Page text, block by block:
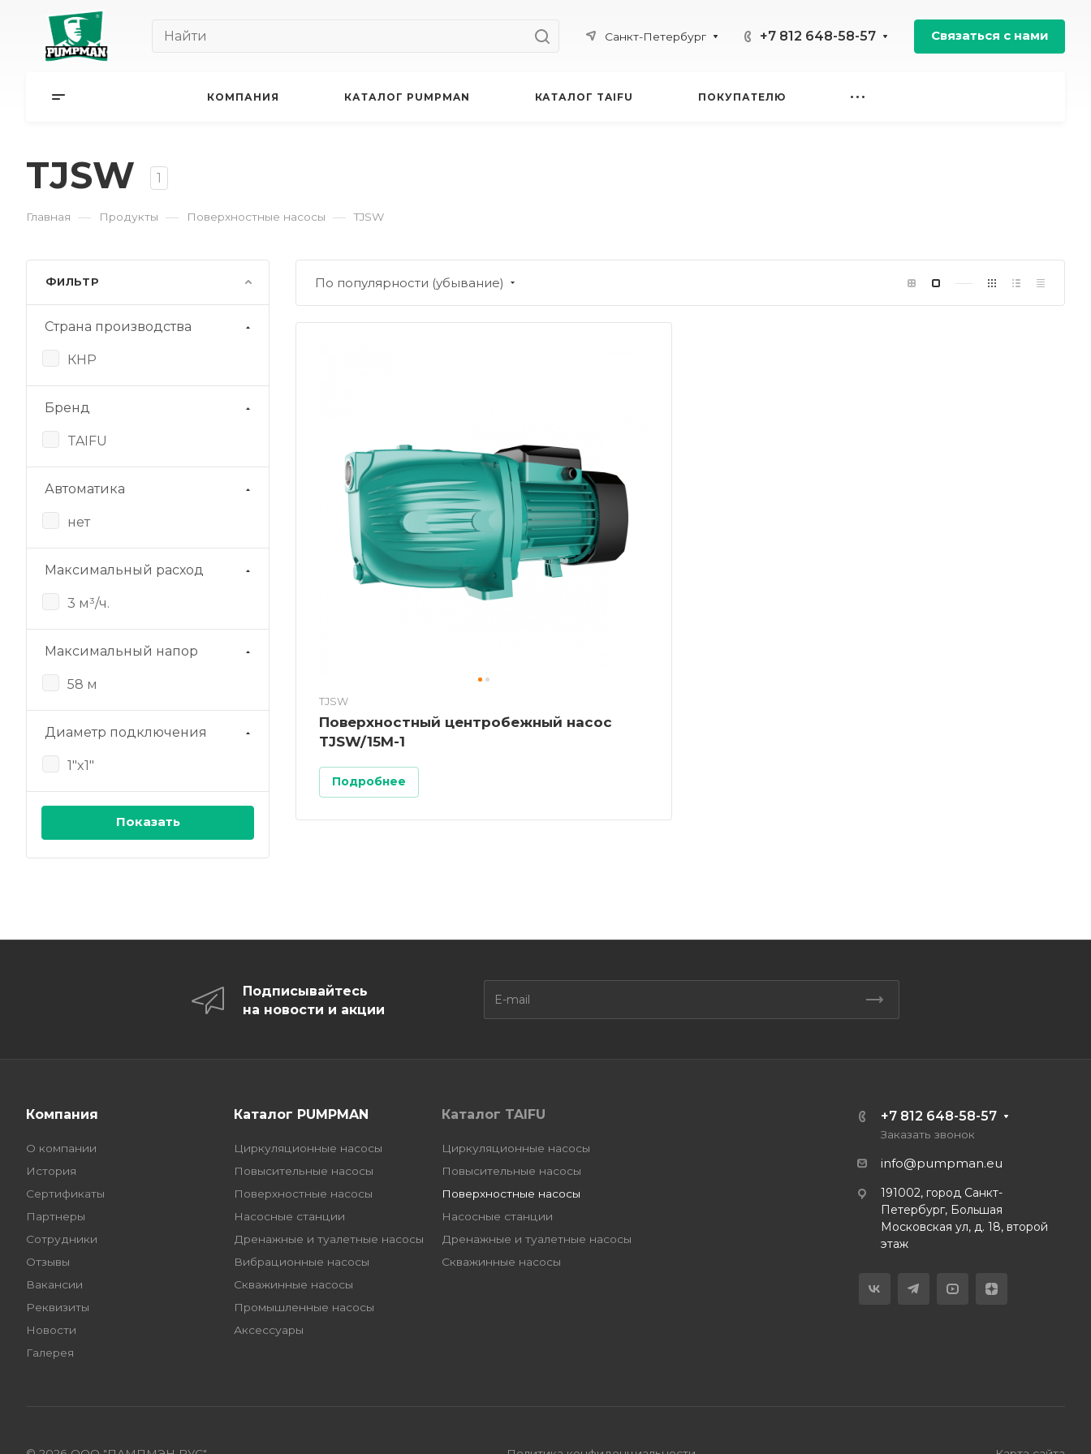
Санкт-Петербург +7 812 648-58-57 Связаться с нами
КОМПАНИЯ КАТАЛОГ PUMPMAN КАТАЛОГ TAIFU ПОКУПАТЕЛЮ
TJSW 1
Главная — Продукты — Поверхностные насосы — TJSW
По популярности (убывание)
TJSW
Поверхностный центробежный насос
TJSW/15M-1
Подробнее
ФИЛЬТР
Страна производства
КНР
Бренд
TAIFU
Автоматика
нет
Максимальный расход
3 м³/ч.
Максимальный напор
58 м
Диаметр подключения
1"x1"
Подписывайтесь
на новости и акции
Компания
О компании
История
Сертификаты
Партнеры
Сотрудники
Отзывы
Вакансии
Реквизиты
Новости
Галерея
Каталог PUMPMAN
Циркуляционные насосы
Повысительные насосы
Поверхностные насосы
Насосные станции
Дренажные и туалетные насосы
Вибрационные насосы
Скважинные насосы
Промышленные насосы
Аксессуары
Каталог TAIFU
Циркуляционные насосы
Повысительные насосы
Поверхностные насосы
Насосные станции
Дренажные и туалетные насосы
Скважинные насосы
+7 812 648-58-57
Заказать звонок
info@pumpman.eu
191002, город Санкт-
Петербург, Большая
Московская ул, д. 18, второй
этаж